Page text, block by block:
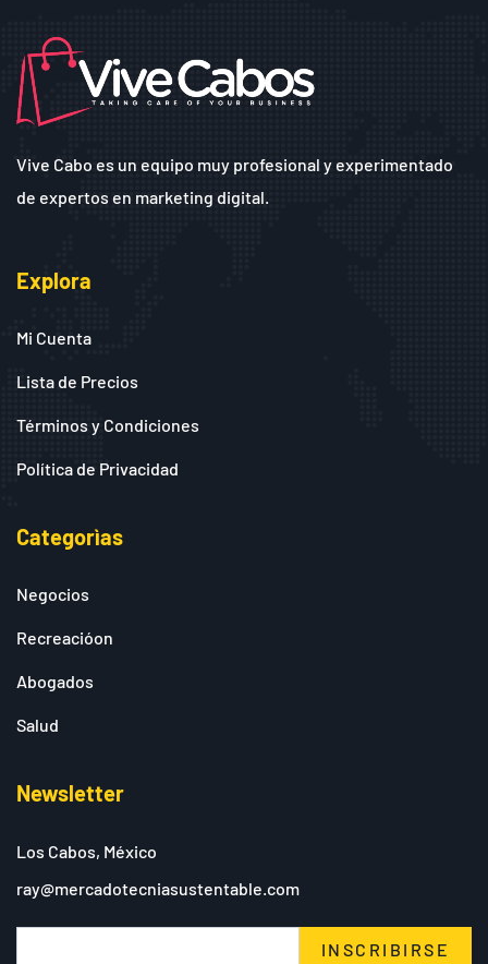
Vive Cabo es un equipo muy profesional y experimentado
de expertos en marketing digital.
Explora
Mi Cuenta
Lista de Precios
Términos y Condiciones
Política de Privacidad
Categorìas
Negocios
Recreacióon
Abogados
Salud
Newsletter
Los Cabos, México
ray@mercadotecniasustentable.com
INSCRIBIRSE